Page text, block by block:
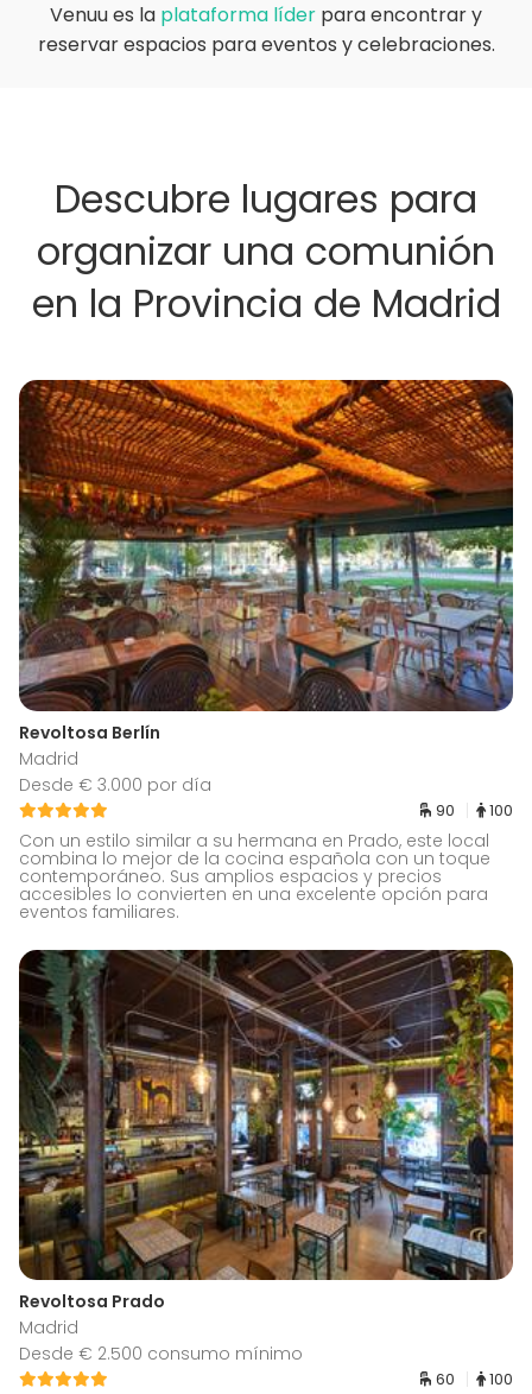
Venuu es la plataforma líder para encontrar y
reservar espacios para eventos y celebraciones.
Descubre lugares para
organizar una comunión
en la Provincia de Madrid
Revoltosa Berlín
Madrid
Desde € 3.000 por día
90 100
Con un estilo similar a su hermana en Prado, este local
combina lo mejor de la cocina española con un toque
contemporáneo. Sus amplios espacios y precios
accesibles lo convierten en una excelente opción para
eventos familiares.
Revoltosa Prado
Madrid
Desde € 2.500 consumo mínimo
60 100